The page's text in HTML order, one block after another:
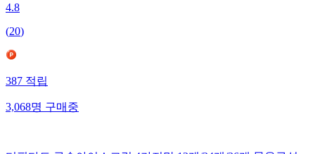
4.8
(20)
387적립
3,068명구매중